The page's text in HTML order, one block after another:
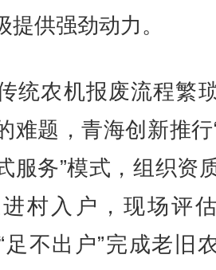
提供强劲动力。
农机报废流程繁
难题，青海创新推行
服务”模式，组织资
村入户，现场评
足不出户”完成老旧